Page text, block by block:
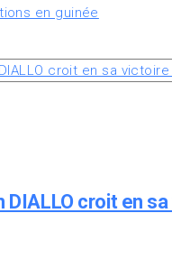
en guinée
DIALLO croit en